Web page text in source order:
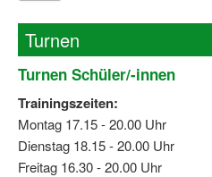
Turnen
Turnen Schüler/-innen
Trainingszeiten:
Montag 17.15 - 20.00 Uhr
Dienstag 18.15 - 20.00 Uhr
Freitag 16.30 - 20.00 Uhr